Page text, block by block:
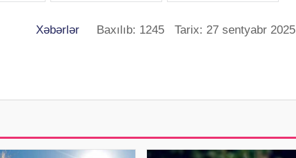
Xəbərlər Baxılıb: 1245 Tarix: 27 sentyabr 2025